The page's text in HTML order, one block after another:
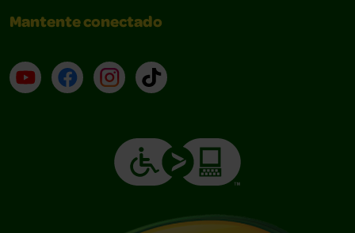
Mantente conectado
YouTube (en inglés)
Facebook (en inglés)
Instagram (en inglés)
TikTok